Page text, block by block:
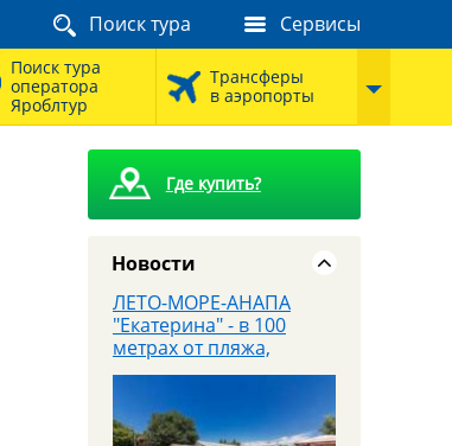
Поиск тура Сервисы
Поиск тура
оператора
Яроблтур
Трансферы
в аэропорты
Где купить?
Новости
8 августа - Тайны
сталинских высоток:
экскурсия, которую вы
запомните
ЛЕТО-МОРЕ-АНАПА
"Екатерина" - в 100
метрах от пляжа,
завтраки входят в
стоимость